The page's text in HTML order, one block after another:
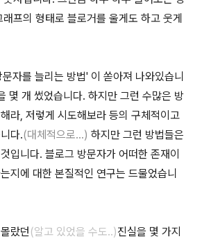
프의 형태로 블로거를 울게도 하고 웃게
자를 늘리는 방법' 이 쏟아져 나와있습니
몇 개 썼었습니다. 하지만 그런 수많은 방
라, 저렇게 시도해보라 등의 구체적이고
다.(대체적으로...) 하지만 그런 방법들은
입니다. 블로그 방문자가 어떠한 존재이
지에 대한 본질적인 연구는 드물었습니
랐던 (알고 있었을 수도..)진실을 몇 가지